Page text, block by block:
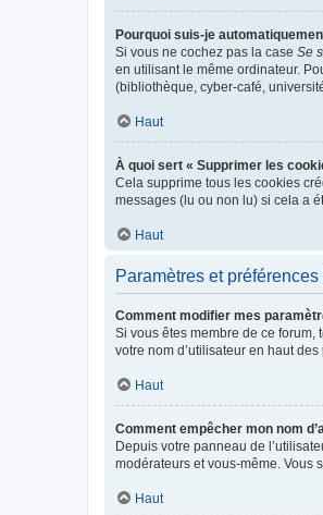
Pourquoi suis-je
Si vous ne cochez pas la case Se
en utilisant le même ordinateur.
(bibliothèque, cyber-café,
Haut
À quoi sert « Supprimer les
Cela supprime tous les cookies
messages (lu ou non lu) si cela a
Haut
Paramètres et préférences
Comment modifier mes
Si vous êtes membre de ce forum,
votre nom d’utilisateur en haut
Haut
Comment empêcher mon nom
Depuis votre panneau de
modérateurs et vous-même. Vous
Haut